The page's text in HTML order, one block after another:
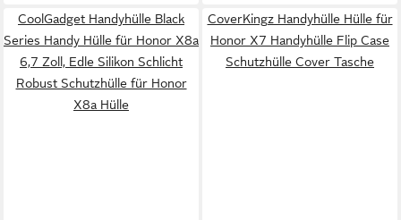
CoolGadget Handyhülle Black
Series Handy Hülle für Honor X8a
6,7 Zoll, Edle Silikon Schlicht
Robust Schutzhülle für Honor
X8a Hülle
CoverKingz Handyhülle Hülle für
Honor X7 Handyhülle Flip Case
Schutzhülle Cover Tasche